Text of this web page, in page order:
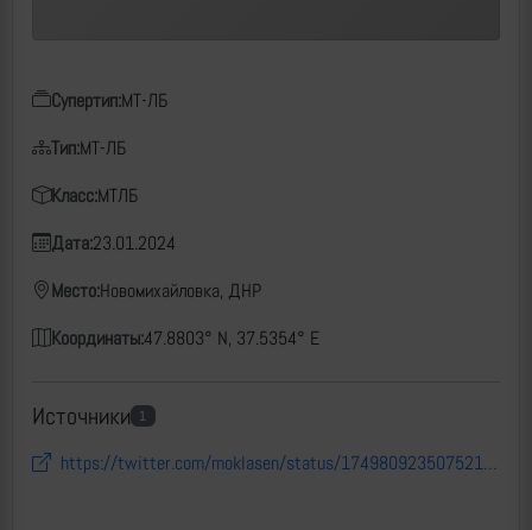
Супертип:МТ-ЛБ
Тип:МТ-ЛБ
Класс:МТЛБ
Дата:23.01.2024
Место:Новомихайловка, ДНР
Координаты:47.8803° N, 37.5354° E
Источники 1
https://twitter.com/moklasen/status/1749809235075219753